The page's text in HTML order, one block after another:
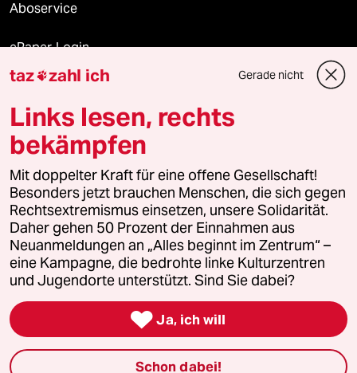
Aboservice
ePaper Login
Downloads für Abonnierende
© 2026 taz Verlags und Vertriebs GmbH
Alle Rechte vorbehalten. Bei rechtlichen Fragen oder für Genehmigungen
wenden Sie sich bitte an
lizenzen@taz.de
Feedback Redaktionsstatut Kommune-Richtlinien
Leitlinie Informant Datenschutz Impressum AGB
Seitenwende Einwilligungen widerrufen (Ads)
taz zahl ich Gerade nicht
Links lesen, rechts
bekämpfen
Mit doppelter Kraft für eine offene Gesellschaft!
Besonders jetzt brauchen Menschen, die sich gegen
Rechtsextremismus einsetzen, unsere Solidarität.
Daher gehen 50 Prozent der Einnahmen aus
Neuanmeldungen an „Alles beginnt im Zentrum“ –
eine Kampagne, die bedrohte linke Kulturzentren
und Jugendorte unterstützt. Sind Sie dabei?
 Ja, ich will
Schon dabei!